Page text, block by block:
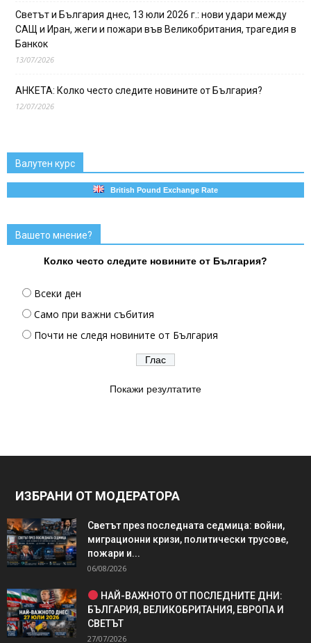
Светът и България днес, 13 юли 2026 г.: нови удари между
САЩ и Иран, жеги и пожари във Великобритания, трагедия в
Банкок
13/07/2026
АНКЕТА: Колко често следите новините от България?
12/07/2026
Валутен курс
British Pound Exchange Rate
Вашето мнение?
Колко често следите новините от България?
Всеки ден
Само при важни събития
Почти не следя новините от България
Покажи резултатите
ИЗБРАНИ ОТ МОДЕРАТОРА
Светът през последната седмица: войни,
миграционни кризи, политически трусове,
пожари и...
06/08/2026
НАЙ-ВАЖНОТО ОТ ПОСЛЕДНИТЕ ДНИ:
БЪЛГАРИЯ, ВЕЛИКОБРИТАНИЯ, ЕВРОПА И
СВЕТЪТ
27/07/2026